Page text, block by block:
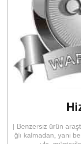
| Benzersiz ürün
ğlı kalmadan, yani